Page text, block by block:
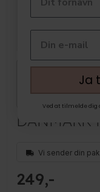
DANMARK
Vi sender din
249
Ja
Ved at tilmelde